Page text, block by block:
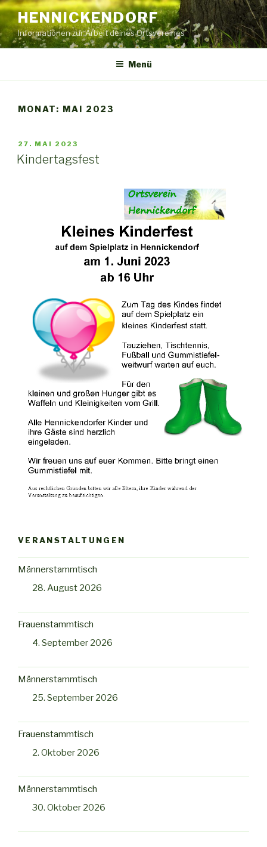
Zum
Inhalt
springen
HENNICKENDORF
Informationen zur Arbeit deines Ortsvereines
Menü
MONAT: MAI 2023
VERÖFFENTLICHT
AM
27. MAI 2023
Kindertagsfest
VERANSTALTUNGEN
Männerstammtisch
28. August 2026
Frauenstammtisch
4. September 2026
Männerstammtisch
25. September 2026
Frauenstammtisch
2. Oktober 2026
Männerstammtisch
30. Oktober 2026